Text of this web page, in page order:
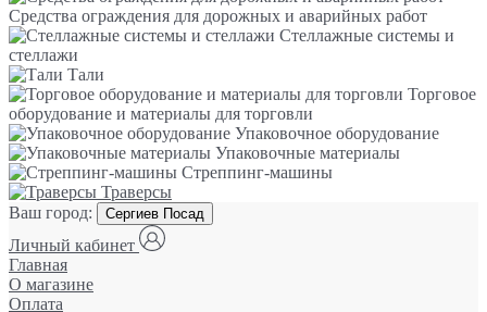
Средства ограждения для дорожных и аварийных работ
Стеллажные системы и
стеллажи
Тали
Торговое
оборудование и материалы для торговли
Упаковочное оборудование
Упаковочные материалы
Стреппинг-машины
Траверсы
Ваш город:
Сергиев Посад
Личный кабинет
Главная
О магазине
Оплата